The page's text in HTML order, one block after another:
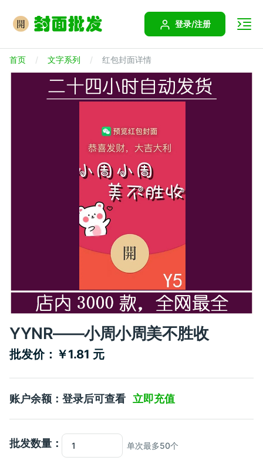
登录/注册
首页 文字系列 红包封面详情
YYNR——小周小周美不胜收
批发价：￥1.81 元
账户余额：登录后可查看 立即充值
批发数量： 单次最多50个